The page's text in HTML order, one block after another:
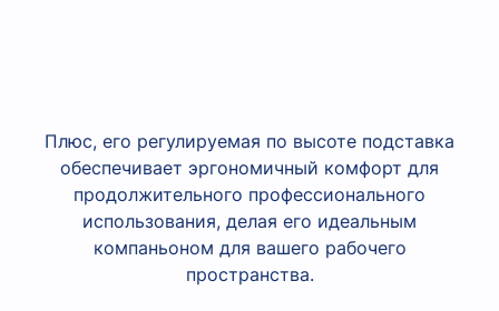
Плюс, его регулируемая по высоте подставка
обеспечивает эргономичный комфорт для
продолжительного профессионального
использования, делая его идеальным
компаньоном для вашего рабочего
пространства.